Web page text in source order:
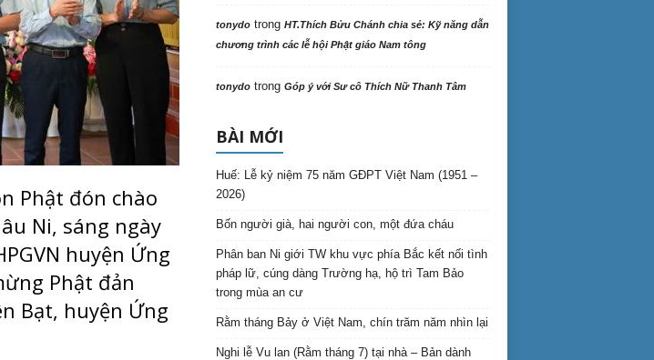
Phật đón chào
Ni, sáng ngày
huyện Ứng
Phật đản
Bạt, huyện Ứng
tonydotrong HT.Thích Bửu Chánh chia sẻ: Kỹ năng dẫn
chương trình các lễ hội Phật giáo Nam tông
tonydotrong Góp ý với Sư cô Thích Nữ Thanh Tâm
BÀI MỚI
Huế: Lễ kỷ niệm 75 năm GĐPT Việt Nam (1951 –
2026)
Bốn người già, hai người con, một đứa cháu
Phân ban Ni giới TW khu vực phía Bắc kết nối tình
pháp lữ, cúng dàng Trường hạ, hộ trì Tam Bảo
trong mùa an cư
Rằm tháng Bảy ở Việt Nam, chín trăm năm nhìn lại
Nghi lễ Vu lan (Rằm tháng 7) tại nhà – Bản dành